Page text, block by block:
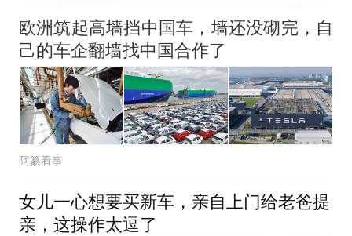
欧洲筑起高墙挡中国车，墙还没砌完，自
己的车企翻墙找中国合作了
阿纂看事
女儿一心想要买新车，亲自上门给老爸提
亲，这操作太逗了